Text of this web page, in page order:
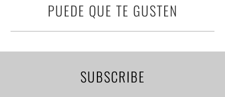
PUEDE QUE TE GUSTEN
SUBSCRIBE